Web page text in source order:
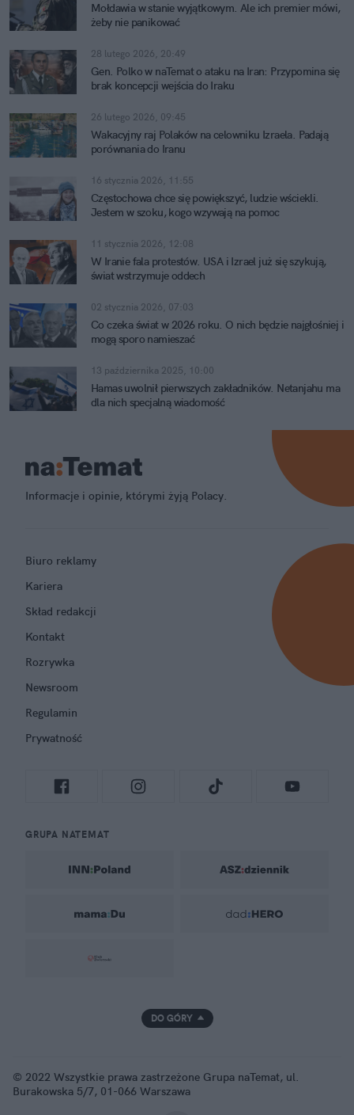
Mołdawia w stanie wyjątkowym. Ale ich premier mówi,
żeby nie panikować
28 lutego 2026, 20:49
Gen. Polko w naTemat o ataku na Iran: Przypomina się
brak koncepcji wejścia do Iraku
26 lutego 2026, 09:45
Wakacyjny raj Polaków na celowniku Izraela. Padają
porównania do Iranu
16 stycznia 2026, 11:55
Częstochowa chce się powiększyć, ludzie wściekli.
Jestem w szoku, kogo wzywają na pomoc
11 stycznia 2026, 12:08
W Iranie fala protestów. USA i Izrael już się szykują,
świat wstrzymuje oddech
02 stycznia 2026, 07:03
Co czeka świat w 2026 roku. O nich będzie najgłośniej i
mogą sporo namieszać
13 października 2025, 10:00
Hamas uwolnił pierwszych zakładników. Netanjahu ma
dla nich specjalną wiadomość
Informacje i opinie, którymi żyją Polacy.
Biuro reklamy
Kariera
Skład redakcji
Kontakt
Rozrywka
Newsroom
Regulamin
Prywatność
GRUPA NATEMAT
DO GÓRY
© 2022 Wszystkie prawa zastrzeżone Grupa naTemat, ul.
Burakowska 5/7, 01-066 Warszawa